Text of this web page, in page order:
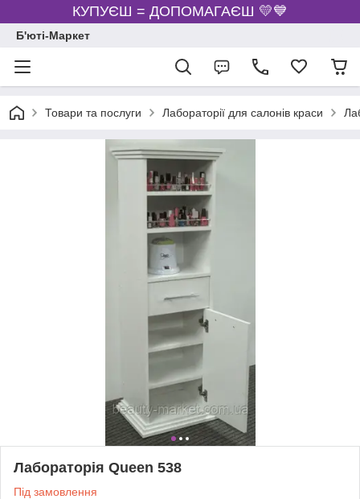
КУПУЄШ = ДОПОМАГАЄШ 💛💙
Б'юті-Маркет
Товари та послуги Лабораторії для салонів краси
Лабораторія Queen 538
Під замовлення